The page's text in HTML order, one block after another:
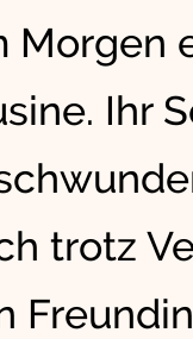
Morgen
Ihr
trotz